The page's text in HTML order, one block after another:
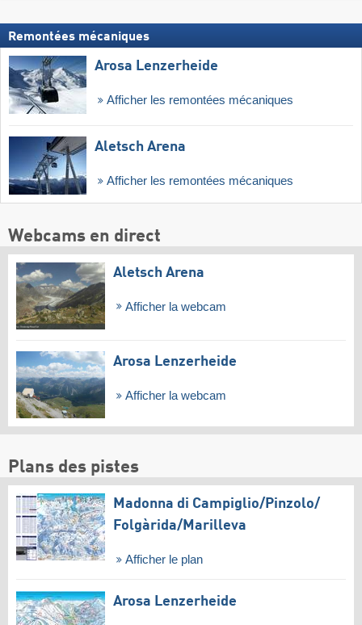
Remontées mécaniques
Arosa Lenzerheide
Afficher les remontées mécaniques
Aletsch Arena
Afficher les remontées mécaniques
Webcams en direct
Aletsch Arena
Afficher la webcam
Arosa Lenzerheide
Afficher la webcam
Plans des pistes
Madonna di Campiglio/​Pinzolo/​
Folgàrida/​Marilleva
Afficher le plan
Arosa Lenzerheide